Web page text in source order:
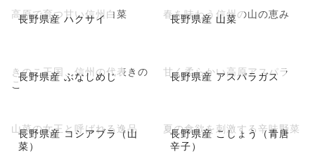
長野県産 ハクサイ
高原で育つ甘い信州白菜 長野県産 山菜
春を味わう信州の山の恵み
長野県産 ぶなしめじ
きのこ王国、信州の代表きの
こ
長野県産 アスパラガス
甘く柔らかい高原アスパラ
長野県産 コシアブラ（山
菜）
山菜の女王と呼ばれる逸品
長野県産 こしょう（青唐
辛子）
夏の食欲を刺激する辛味野菜